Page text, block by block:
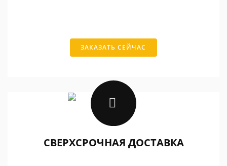
ЗАКАЗАТЬ СЕЙЧАС
СВЕРХСРОЧНАЯ ДОСТАВКА